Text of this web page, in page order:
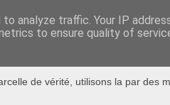
de vérité, utilisons la par des
analyze traffic. Your IP
to ensure quality of